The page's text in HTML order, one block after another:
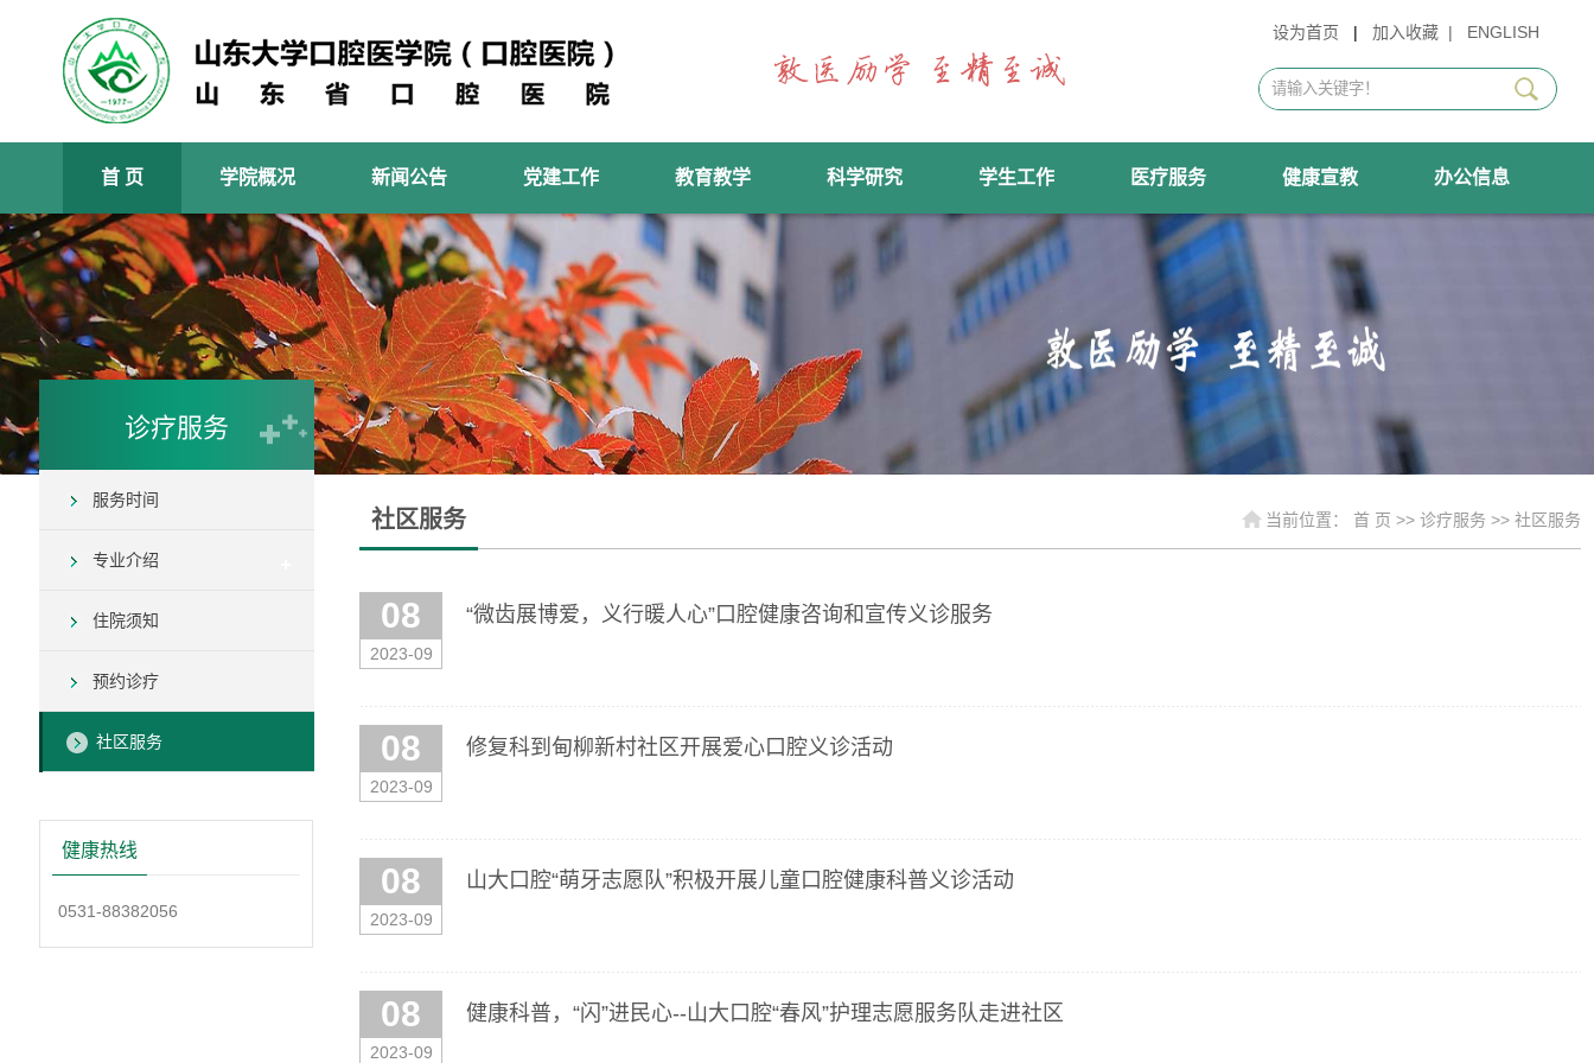
设为首页 | 加入收藏 | ENGLISH
首 页 学院概况 新闻公告 党建工作 教育教学 科学研究 学生工作 医疗服务 健康宣教 办公信息
诊疗服务
服务时间
专业介绍
住院须知
预约诊疗
社区服务
健康热线
0531-88382056
社区服务 当前位置： 首 页 >> 诊疗服务 >> 社区服务
08
2023-09
“微齿展博爱，义行暖人心”口腔健康咨询和宣传义诊服务
08
2023-09
修复科到甸柳新村社区开展爱心口腔义诊活动
08
2023-09
山大口腔“萌牙志愿队”积极开展儿童口腔健康科普义诊活动
08
2023-09
健康科普，“闪”进民心--山大口腔“春风”护理志愿服务队走进社区